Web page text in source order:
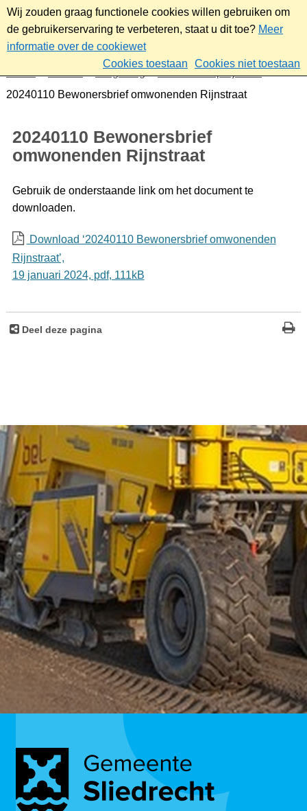
Wij zouden graag functionele cookies willen gebruiken om
de gebruikerservaring te verbeteren, staat u dit toe? Meer
informatie over de cookiewet
Cookies toestaan
Cookies niet toestaan
Omgeving
Plannen en projecten
20240110 Bewonersbrief omwonenden Rijnstraat
20240110 Bewonersbrief
omwonenden Rijnstraat
Gebruik de onderstaande link om het document te
downloaden.
Download ‘20240110 Bewonersbrief omwonenden
Rijnstraat’,
19 januari 2024, pdf, 111kB
Deel deze pagina